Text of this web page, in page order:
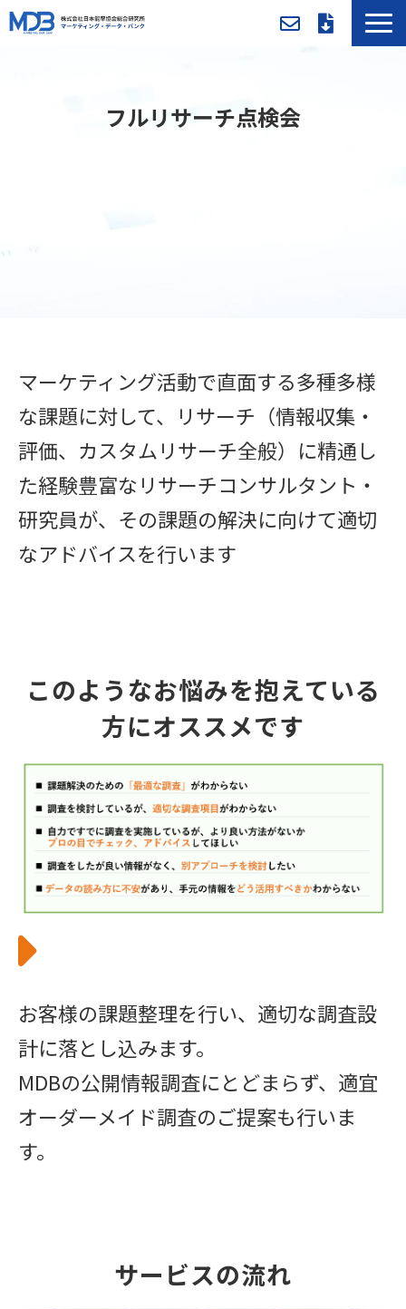
入会方法・料金
フルリサーチ点検会
マーケティング活動で直面する多種多様
な課題に対して、リサーチ（情報収集・
評価、カスタムリサーチ全般）に精通し
た経験豊富なリサーチコンサルタント・
研究員が、その課題の解決に向けて適切
なアドバイスを行います
このようなお悩みを抱えている
方にオススメです
お客様の課題整理を行い、適切な調査設
計に落とし込みます。
MDBの公開情報調査にとどまらず、適宜
オーダーメイド調査のご提案も行いま
す。
サービスの流れ